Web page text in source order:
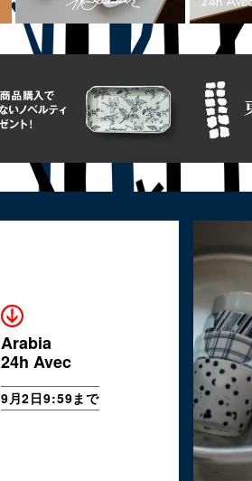
Arabia
24h Avec
9月2日9:59まで